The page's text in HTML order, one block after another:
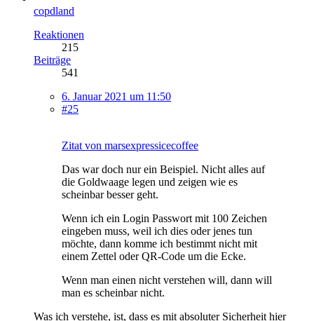
copdland
Reaktionen
215
Beiträge
541
6. Januar 2021 um 11:50
#25
Zitat von marsexpressicecoffee
Das war doch nur ein Beispiel. Nicht alles auf
die Goldwaage legen und zeigen wie es
scheinbar besser geht.
Wenn ich ein Login Passwort mit 100 Zeichen
eingeben muss, weil ich dies oder jenes tun
möchte, dann komme ich bestimmt nicht mit
einem Zettel oder QR-Code um die Ecke.
Wenn man einen nicht verstehen will, dann will
man es scheinbar nicht.
Was ich verstehe, ist, dass es mit absoluter Sicherheit hier